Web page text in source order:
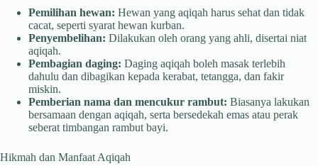
Pemilihan hewan: Hewan yang aqiqah harus sehat dan tidak
cacat, seperti syarat hewan kurban.
Penyembelihan: Dilakukan oleh orang yang ahli, disertai niat
aqiqah.
Pembagian daging: Daging aqiqah boleh masak terlebih
dahulu dan dibagikan kepada kerabat, tetangga, dan fakir
miskin.
Pemberian nama dan mencukur rambut: Biasanya lakukan
bersamaan dengan aqiqah, serta bersedekah emas atau perak
seberat timbangan rambut bayi.
Hikmah dan Manfaat Aqiqah